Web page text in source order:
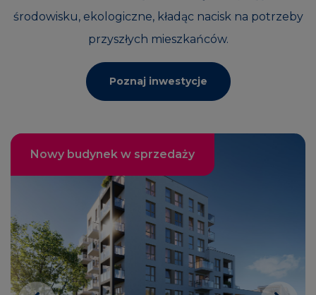
środowisku, ekologiczne, kładąc nacisk na potrzeby
przyszłych mieszkańców.
Poznaj inwestycje
Nowy budynek w sprzedaży